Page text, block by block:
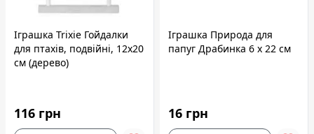
Іграшка Trixie Гойдалки
для птахів, подвійні, 12x20
см (дерево)
116 грн
Іграшка Природа для
папуг Драбинка 6 х 22 см
16 грн